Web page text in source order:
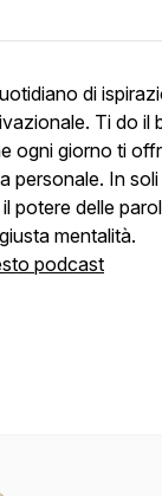
di
Ti do il
ogni giorno ti
personale. In
potere delle
mentalità.
podcast